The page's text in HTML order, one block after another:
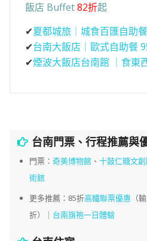
飯店 Buffet82折起
✔夏都城旅｜城食百匯自助
✔台南大飯店｜歐式自助餐
✔煙波大飯店台南館 ｜食東
台南門票、行程推薦與
門票： 奇美博物館、 十鼓仁糖文
術館
更多推薦：85折高鐵聯票優惠 （
折）｜ 台南旗袍一日體驗